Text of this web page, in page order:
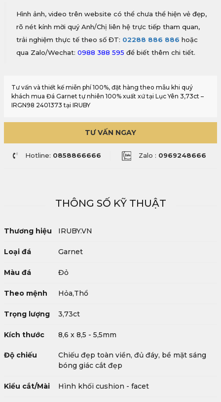
Hình ảnh, video trên website có thể chưa thể hiện vẻ đẹp,
rõ nét kính mời quý Anh/Chị liên hệ trực tiếp tham quan,
trải nghiệm thực tế theo số ĐT: 02288 886 886 hoặc
qua Zalo/Wechat: 0988 388 595 để biết thêm chi tiết.
Tư vấn và thiết kế miễn phí 100%, đặt hàng theo mẫu khi quý
khách mua Đá Garnet tự nhiên 100% xuất xứ tại Lục Yên 3,73ct –
IRGN98 2401373 tại IRUBY
TƯ VẤN NGAY
Hotline: 0858866666 Zalo : 0969248666
THÔNG SỐ KỸ THUẬT
Thương hiệu IRUBY.VN
Loại đá Garnet
Màu đá Đỏ
Theo mệnh Hỏa,Thổ
Trọng lượng 3,73ct
Kích thước 8,6 x 8,5 - 5,5mm
Độ chiếu
Chiếu đẹp toàn viền, đủ đáy, bề mặt sáng
bóng giác cắt đẹp
Kiểu cắt/Mài Hình khối cushion - facet